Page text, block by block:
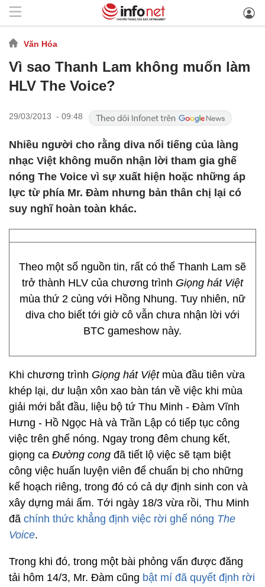
Văn Hóa
Vì sao Thanh Lam không muốn làm
HLV The Voice?
29/03/2013 - 09:48
Nhiều người cho rằng diva nổi tiếng của làng
nhạc Việt không muốn nhận lời tham gia ghế
nóng The Voice vì sự xuất hiện hoặc những áp
lực từ phía Mr. Đàm nhưng bản thân chị lại có
suy nghĩ hoàn toàn khác.
Theo một số nguồn tin, rất có thể Thanh Lam sẽ
trở thành HLV của chương trình Giọng hát Việt
mùa thứ 2 cùng với Hồng Nhung. Tuy nhiên, nữ
diva cho biết tới giờ cô vẫn chưa nhận lời với
BTC gameshow này.
Khi chương trình Giọng hát Việtmùa đầu tiên vừa
khép lại, dư luận xôn xao bàn tán về việc khi mùa
giải mới bắt đầu, liệu bộ tứ Thu Minh - Đàm Vĩnh
Hưng - Hồ Ngọc Hà và Trần Lập có tiếp tục công
việc trên ghế nóng. Ngay trong đêm chung kết,
giọng ca Đường cong đã tiết lộ việc sẽ tạm biệt
công việc huấn luyện viên để chuẩn bị cho những
kế hoạch riêng, trong đó có cả dự định sinh con và
xây dựng mái ấm. Tới ngày 18/3 vừa rồi, Thu Minh
đã chính thức khẳng định việc rời ghế nóng The
Voice.
Trong khi đó, trong một bài phỏng vấn được đăng
tải hôm 14/3, Mr. Đàm cũng bật mí đã quyết định rời